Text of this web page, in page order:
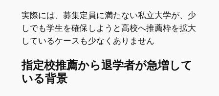
実際には、募集定員に満たない私立大学が、少
しでも学生を確保しようと高校へ推薦枠を拡大
しているケースも少なくありません
指定校推薦から退学者が急増して
いる背景